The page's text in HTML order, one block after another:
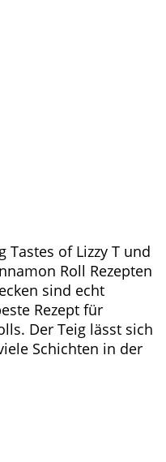
Tastes of Lizzy T und
Roll Rezepten
sind echt
Rezept für
Der Teig lässt sich
Schichten in der